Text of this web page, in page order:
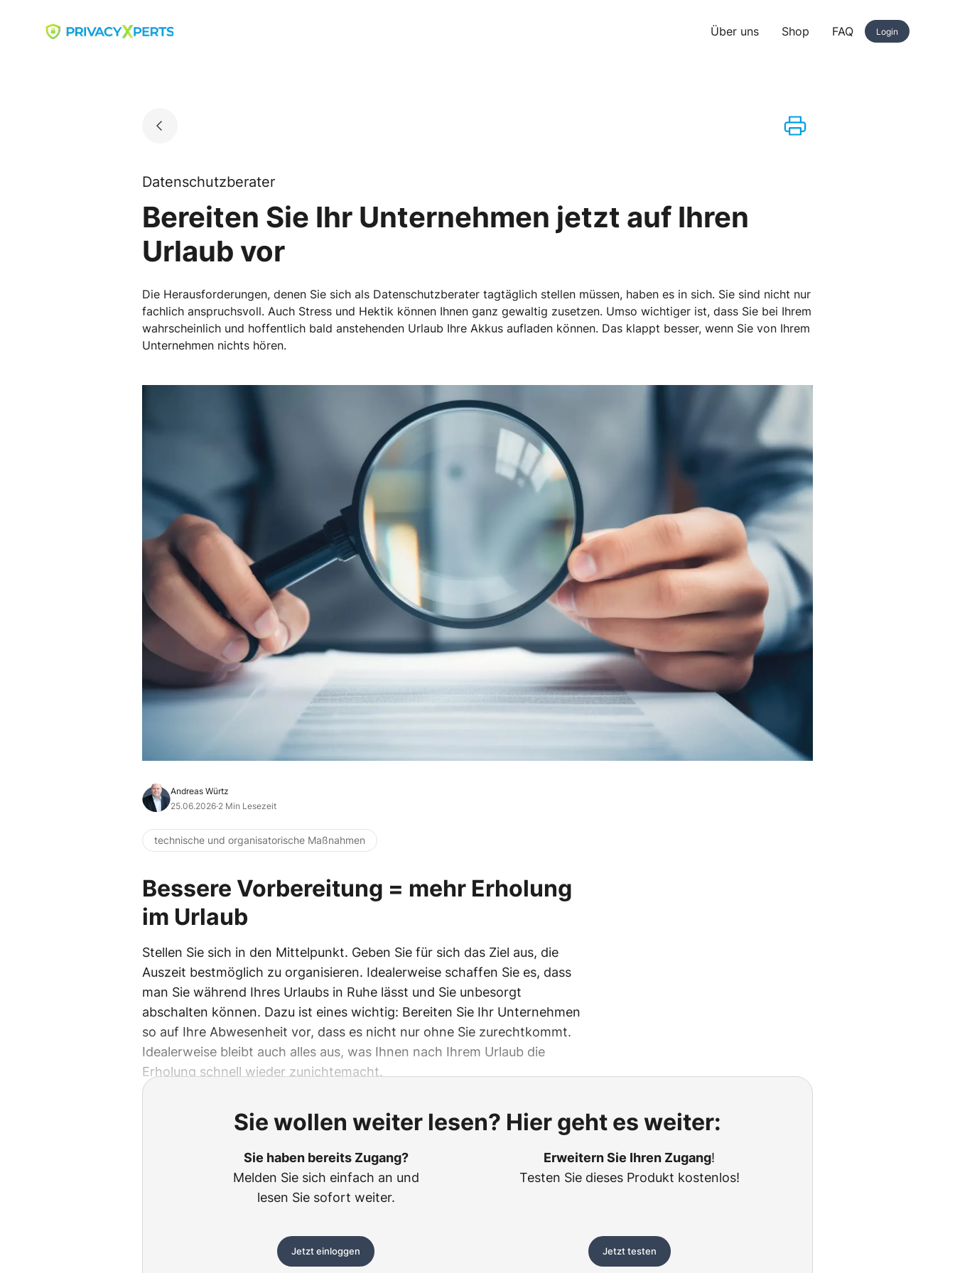
Go to landing page. Über uns Shop FAQ Login
Datenschutzberater
Bereiten Sie Ihr Unternehmen jetzt auf Ihren
Urlaub vor
Die Herausforderungen, denen Sie sich als Datenschutzberater tagtäglich stellen müssen, haben es in sich. Sie sind nicht nur
fachlich anspruchsvoll. Auch Stress und Hektik können Ihnen ganz gewaltig zusetzen. Umso wichtiger ist, dass Sie bei Ihrem
wahrscheinlich und hoffentlich bald anstehenden Urlaub Ihre Akkus aufladen können. Das klappt besser, wenn Sie von Ihrem
Unternehmen nichts hören.
Andreas Würtz
25.06.2026·2 Min Lesezeit
technische und organisatorische Maßnahmen
Bessere Vorbereitung = mehr Erholung
im Urlaub
Stellen Sie sich in den Mittelpunkt. Geben Sie für sich das Ziel aus, die
Auszeit bestmöglich zu organisieren. Idealerweise schaffen Sie es, dass
man Sie während Ihres Urlaubs in Ruhe lässt und Sie unbesorgt
abschalten können. Dazu ist eines wichtig: Bereiten Sie Ihr Unternehmen
so auf Ihre Abwesenheit vor, dass es nicht nur ohne Sie zurechtkommt.
Idealerweise bleibt auch alles aus, was Ihnen nach Ihrem Urlaub die
Erholung schnell wieder zunichtemacht.
Sie wollen weiter lesen? Hier geht es weiter:
Sie haben bereits Zugang?
Melden Sie sich einfach an und
lesen Sie sofort weiter.
Erweitern Sie Ihren Zugang!
Testen Sie dieses Produkt kostenlos!
Jetzt einloggen Jetzt testen